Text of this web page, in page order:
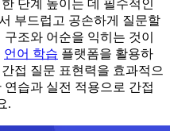
단계 높이는 데 필수적인
부드럽고 공손하게 질문할
조와 어순을 익히는 것이
언어 학습 플랫폼을 활용하
접 질문 표현력을 효과적으
습과 실전 적용으로 간접
.